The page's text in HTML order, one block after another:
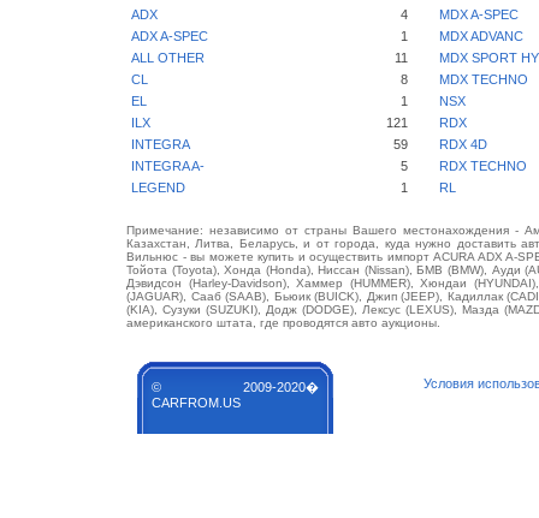
ADX 4
MDX A-SPEC
ADX A-SPEC
1
MDX ADVANC
ALL OTHER
11
MDX SPORT
CL
8
MDX TECHNO
EL
1
NSX
ILX
121
RDX
INTEGRA
59
RDX 4D
INTEGRA A-
5
RDX TECHNO
LEGEND
1 RL
Примечание: независимо от страны Вашего местонахождения -
Казахстан, Литва, Беларусь, и от города, куда нужно доставить
Вильнюс - вы можете купить и осуществить импорт ACURA ADX A-
Тойота (Toyota), Хонда (Honda), Ниссан (Nissan), БМВ (BMW), Ауди
Дэвидсон (Harley-Davidson), Хаммер (HUMMER), Хюндаи
(JAGUAR), Сааб (SAAB), Бьюик (BUICK), Джип (JEEP), Кадиллак
(KIA), Сузуки (SUZUKI), Додж (DODGE), Лексус (LEXUS), Мазда
американского штата, где проводятся авто аукционы.
© 2009-2020�
CARFROM.US
Условия